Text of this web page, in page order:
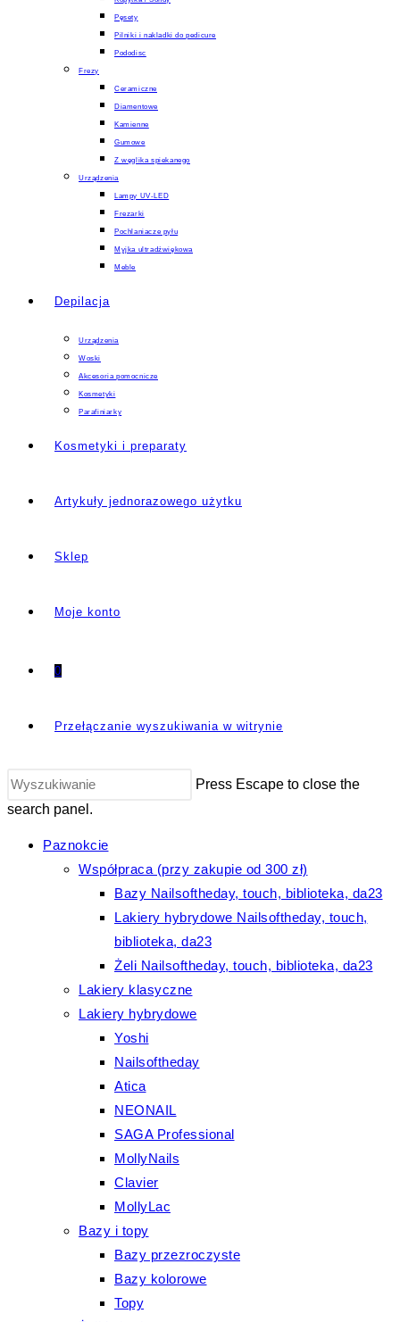
Pęsety
Pilniki i nakladki do pedicure
Pododisc
Frezy
Ceramiczne
Diamentowe
Kamienne
Gumowe
Z węglika spiekanego
Urządzenia
Lampy UV-LED
Frezarki
Pochlaniacze pyłu
Myjka ultradźwiękowa
Meble
Depilacja
Urządzenia
Woski
Akcesoria pomocnicze
Kosmetyki
Parafiniarky
Kosmetyki i preparaty
Artykuły jednorazowego użytku
Sklep
Moje konto
0
Przełączanie wyszukiwania w witrynie
Press Escape to close the
search panel.
Paznokcie
Współpraca (przy zakupie od 300 zł)
Bazy Nailsoftheday, touch, biblioteka, da23
Lakiery hybrydowe Nailsoftheday, touch,
biblioteka, da23
Żeli Nailsoftheday, touch, biblioteka, da23
Lakiery klasyczne
Lakiery hybrydowe
Yoshi
Nailsoftheday
Atica
NEONAIL
SAGA Professional
MollyNails
Clavier
MollyLac
Bazy i topy
Bazy przezroczyste
Bazy kolorowe
Topy